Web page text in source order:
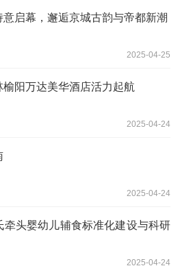
启幕，邂逅京城古韵与帝都新潮
2025-04-25
阳万达美华酒店活力起航
2025-04-24
2025-04-24
头婴幼儿辅食标准化建设与科研
2025-04-24